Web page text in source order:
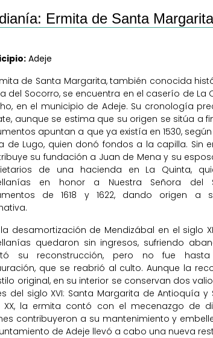
Ermita de Santa Margarita
Adeje
de Santa Margarita, también conocida
del Socorro, se encuentra en el caserío de La
en el municipio de Adeje. Su cronología
aunque se estima que su origen se sitúa a
apuntan a que ya existía en 1530,
de Lugo, quien donó fondos a la capilla. Sin
su fundación a Juan de Mena y su
de una hacienda en La Quinta,
en honor a Nuestra Señora del
de 1618 y 1622, dando origen a
desamortización de Mendizábal en el siglo
quedaron sin ingresos, sufriendo
su reconstrucción, pero no fue
que se reabrió al culto. Aunque la
original, en su interior se conservan dos
del siglo XVI: Santa Margarita de Antioquía y
XX, la ermita contó con el mecenazgo de
contribuyeron a su mantenimiento y
de Adeje llevó a cabo una nueva